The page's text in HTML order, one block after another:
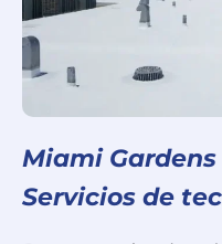
Miami
Servicios de